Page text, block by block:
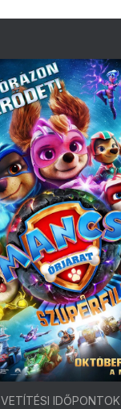
VETÍTÉSI IDŐPONTOK